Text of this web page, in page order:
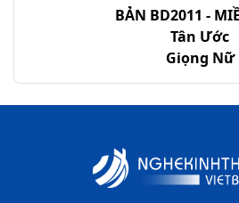
Lu-ca - Chương 18
Lu-ca - Chương 20
Lu-ca - Chương 22
Lu-ca - Chương 23
BẢN BD2011 -
Tân Ước
Giọng Nữ